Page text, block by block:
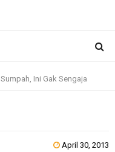
Sumpah, Ini Gak Sengaja
April 30, 2013